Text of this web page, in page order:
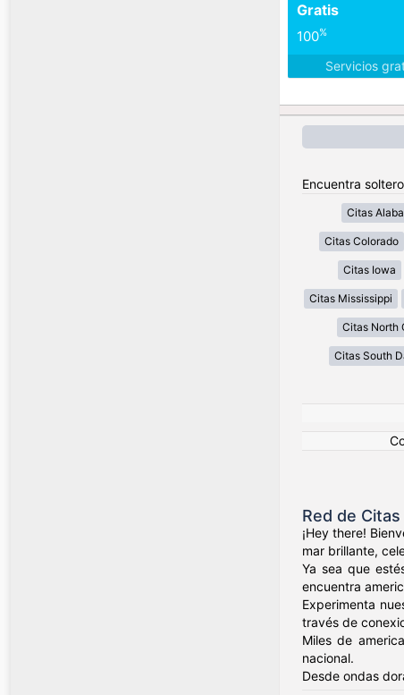
Gratis
100%
Servicios
Encuentra
Citas
Citas Colorado
Citas Iowa
Citas Mississippi
Citas North
Citas South
Red de
¡Hey there!
mar brillante,
Ya sea que
encuentra
Experimenta
través de
Miles de
nacional.
Desde ondas